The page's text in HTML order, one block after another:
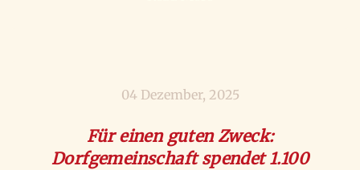
04 Dezember, 2025
Für einen guten Zweck:
Dorfgemeinschaft spendet 1.100